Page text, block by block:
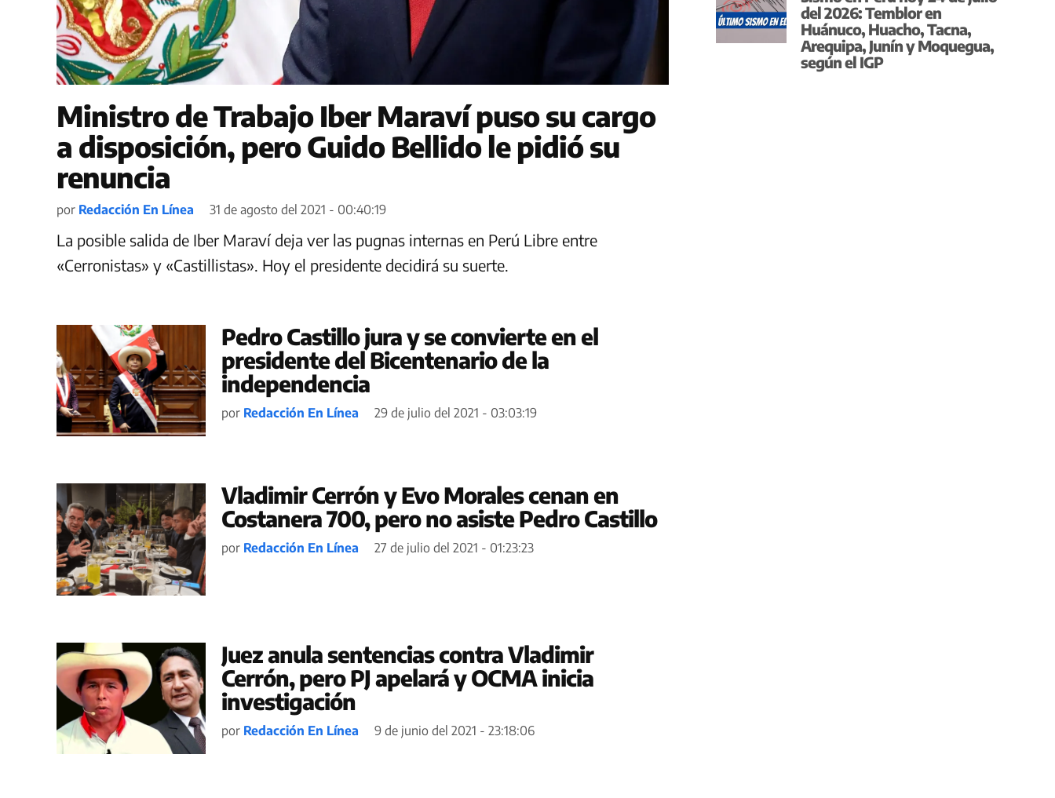
Ministro de Trabajo Iber Maraví puso su cargo
a disposición, pero Guido Bellido le pidió su
renuncia
por Redacción En Línea 31 de agosto del 2021 - 00:40:19
La posible salida de Iber Maraví deja ver las pugnas internas en Perú Libre entre
«Cerronistas» y «Castillistas». Hoy el presidente decidirá su suerte.
Pedro Castillo jura y se convierte en el
presidente del Bicentenario de la
independencia
por Redacción En Línea 29 de julio del 2021 - 03:03:19
Vladimir Cerrón y Evo Morales cenan en
Costanera 700, pero no asiste Pedro Castillo
por Redacción En Línea 27 de julio del 2021 - 01:23:23
Juez anula sentencias contra Vladimir
Cerrón, pero PJ apelará y OCMA inicia
investigación
por Redacción En Línea 9 de junio del 2021 - 23:18:06
del 2026: Temblor en
Huánuco, Huacho, Tacna,
Arequipa, Junín y Moquegua,
según el IGP